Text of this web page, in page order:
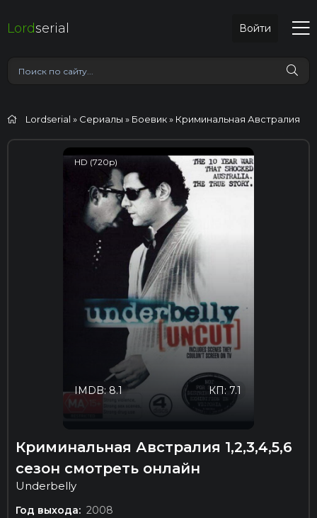
Lordserial Войти
Lordserial » Сериалы » Боевик» Криминальная Австралия
HD (720p)
КП: 7.1
IMDB: 8.1
Криминальная Австралия 1,2,3,4,5,6
сезон смотреть онлайн
Underbelly
Год выхода: 2008